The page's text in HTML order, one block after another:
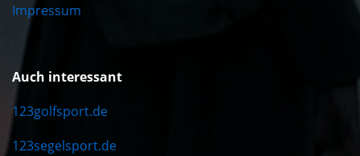
Impressum
Auch interessant
123golfsport.de
123segelsport.de